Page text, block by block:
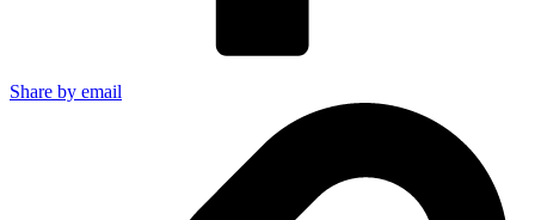
Share by email